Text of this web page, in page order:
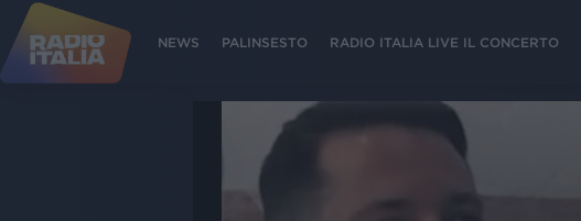
NEWS PALINSESTO RADIO ITALIA LIVE IL CONCERTO